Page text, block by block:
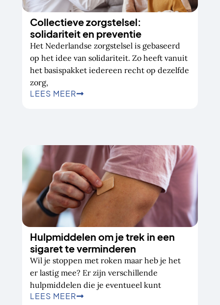
Collectieve zorgstelsel:
solidariteit en preventie
Het Nederlandse zorgstelsel is gebaseerd
op het idee van solidariteit. Zo heeft vanuit
het basispakket iedereen recht op dezelfde
zorg,
LEES MEER
Hulpmiddelen om je trek in een
sigaret te verminderen
Wil je stoppen met roken maar heb je het
er lastig mee? Er zijn verschillende
hulpmiddelen die je eventueel kunt
LEES MEER